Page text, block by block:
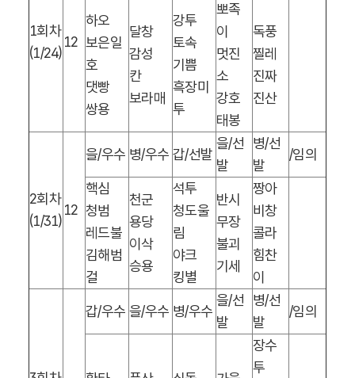
1회차
(1/24)
12
하오
보은일
호
댓빵
쌍용
달창
감성
칸
보라매
강투
토속
기쁨
흑장미
투
뽀족
이
멋진
소
강호
태봉
독풍
찔레
진짜
진산
2회차
(1/31)
12
을/우수 병/우수 갑/선발
을/선
발
병/선
발
/임의
핵심
청범
레드불
김해범
걸
천군
용당
이삭
승용
석투
청도울
림
야크
킹별
반시
무장
불괴
기세
짱아
비창
콜라
힘찬
이
갑/우수 을/우수 병/우수
을/선
발
병/선
발
/임의
장수
투